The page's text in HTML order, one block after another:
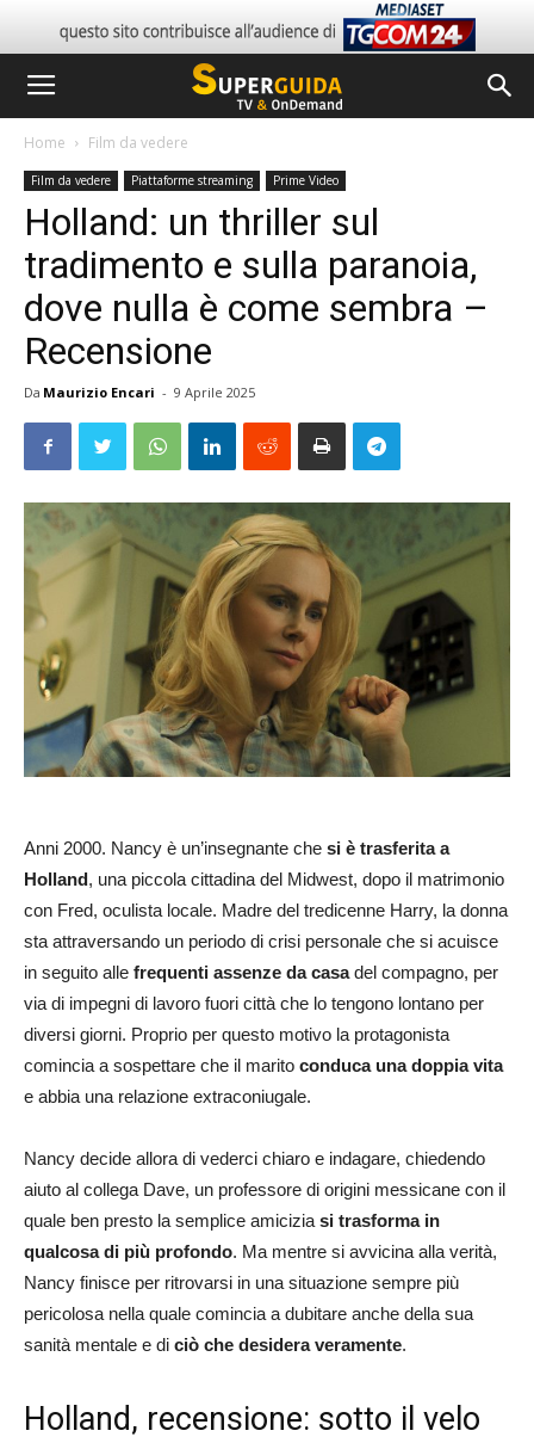
Home Film da vedere
Film da vedere Piattaforme streaming Prime Video
Holland: un thriller sul
tradimento e sulla paranoia,
dove nulla è come sembra –
Recensione
Da Maurizio Encari - 9 Aprile 2025
Anni 2000. Nancy è un’insegnante che si è trasferita a
Holland, una piccola cittadina del Midwest, dopo il matrimonio
con Fred, oculista locale. Madre del tredicenne Harry, la donna
sta attraversando un periodo di crisi personale che si acuisce
in seguito alle frequenti assenze da casadel compagno, per
via di impegni di lavoro fuori città che lo tengono lontano per
diversi giorni. Proprio per questo motivo la protagonista
comincia a sospettare che il marito conduca una doppia vita
e abbia una relazione extraconiugale.
Nancy decide allora di vederci chiaro e indagare, chiedendo
aiuto al collega Dave, un professore di origini messicane con il
quale ben presto la semplice amicizia si trasforma in
qualcosa di più profondo. Ma mentre si avvicina alla verità,
Nancy finisce per ritrovarsi in una situazione sempre più
pericolosa nella quale comincia a dubitare anche della sua
sanità mentale e di ciò che desidera veramente.
Holland, recensione: sotto il velo